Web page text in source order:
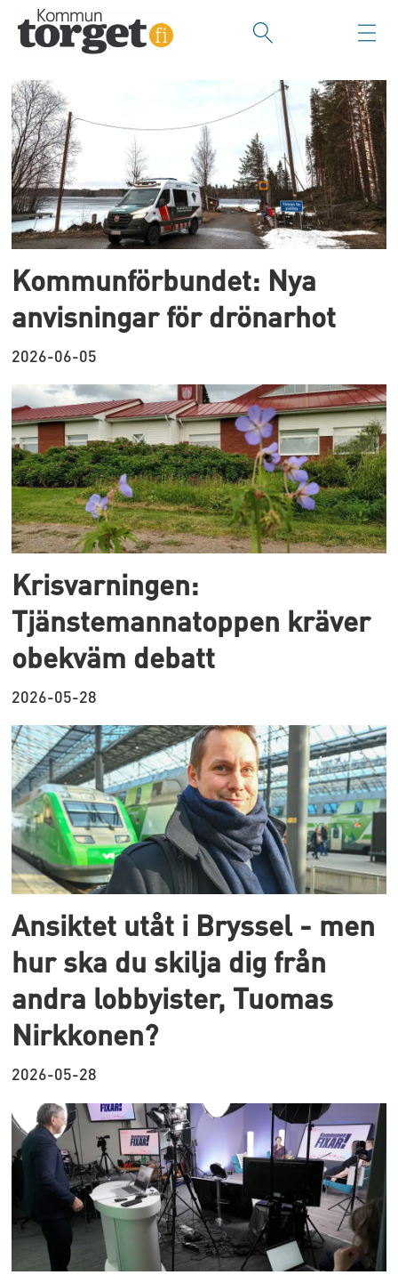
Tag:
kommunförbundet
Kommunförbundet: Nya
anvisningar för drönarhot
2026-06-05
Krisvarningen:
Tjänstemannatoppen kräver
obekväm debatt
2026-05-28
Ansiktet utåt i Bryssel - men
hur ska du skilja dig från
andra lobbyister, Tuomas
Nirkkonen?
2026-05-28